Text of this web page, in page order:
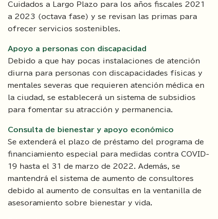
Cuidados a Largo Plazo para los años fiscales 2021
a 2023 (octava fase) y se revisan las primas para
ofrecer servicios sostenibles.
Apoyo a personas con discapacidad
Debido a que hay pocas instalaciones de atención
diurna para personas con discapacidades físicas y
mentales severas que requieren atención médica en
la ciudad, se establecerá un sistema de subsidios
para fomentar su atracción y permanencia.
Consulta de bienestar y apoyo económico
Se extenderá el plazo de préstamo del programa de
financiamiento especial para medidas contra COVID-
19 hasta el 31 de marzo de 2022. Además, se
mantendrá el sistema de aumento de consultores
debido al aumento de consultas en la ventanilla de
asesoramiento sobre bienestar y vida.